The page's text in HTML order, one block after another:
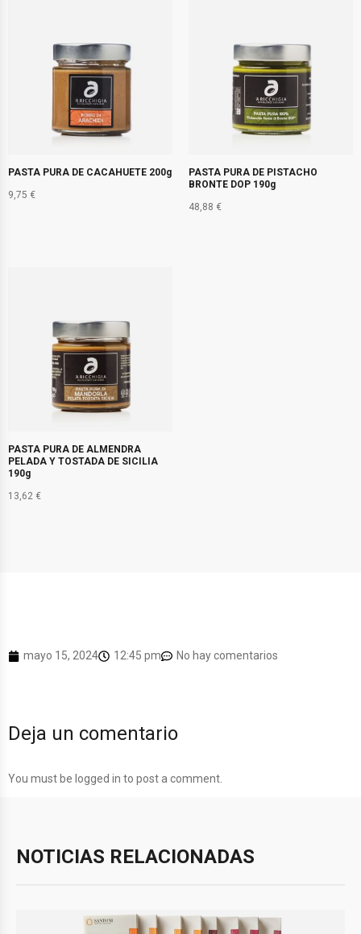
PASTA PURA DE CACAHUETE 200g
9,75 €
PASTA PURA DE PISTACHO
BRONTE DOP 190g
48,88 €
PASTA PURA DE ALMENDRA
PELADA Y TOSTADA DE SICILIA
190g
13,62 €
mayo 15, 2024 12:45 pm No hay comentarios
Deja un comentario
You must be logged in to post a comment.
NOTICIAS RELACIONADAS